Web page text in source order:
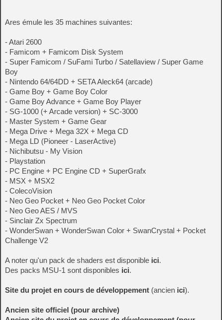
Ares émule les 35 machines suivantes:
- Atari 2600
- Famicom + Famicom Disk System
- Super Famicom / SuFami Turbo / Satellaview / Super Game
Boy
- Nintendo 64/64DD + SETA Aleck64 (arcade)
- Game Boy + Game Boy Color
- Game Boy Advance + Game Boy Player
- SG-1000 (+ Arcade version) + SC-3000
- Master System + Game Gear
- Mega Drive + Mega 32X + Mega CD
- Mega LD (Pioneer - LaserActive)
- Nichibutsu - My Vision
- Playstation
- PC Engine + PC Engine CD + SuperGrafx
- MSX + MSX2
- ColecoVision
- Neo Geo Pocket + Neo Geo Pocket Color
- Neo Geo AES / MVS
- Sinclair Zx Spectrum
- WonderSwan + WonderSwan Color + SwanCrystal + Pocket
Challenge V2
A noter qu'un pack de shaders est disponible ici.
Des packs MSU-1 sont disponibles ici.
Site du projet en cours de développement (ancien ici).
Ancien site officiel (pour archive)